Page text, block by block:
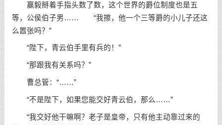
赢毅掰着手指头数了数，这个世界的爵位制度也是五
等，公侯伯子男…… “我擦，他一个三等爵的小儿子还这
么嚣张吗？”
“陛下，青云伯手里有兵的！”
“那跟我有关系吗？”
曹总管：“……”
“不是陛下，如果您能交好青云伯，那么……”
“我交好他干嘛啊？老子是皇帝，只有他主动靠过来的